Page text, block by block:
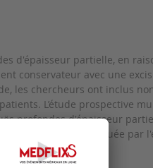
d'épaisseur partielle, en
conservateur avec une
les chercheurs ont inclus
L’étude prospective
profondes d'épaisseur
des cicatrices évaluée par